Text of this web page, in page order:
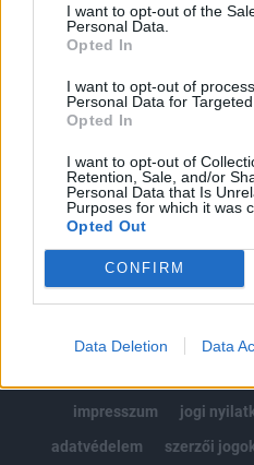
I want to opt-out of the
Personal Data.
Opted In
I want to opt-out of
Personal Data for Targeted
Opted In
I want to opt-out of
Retention, Sale, and/or
Personal Data that Is
Purposes for which it was
Opted Out
CONFIRM
Data Deletion Data
Portfolio.hu teljes
Kötéslisták: BÉT elmúlt
MÁR ELŐFIZETŐNK VAGY?
impresszum
jogi
adatvédelem
szerzői